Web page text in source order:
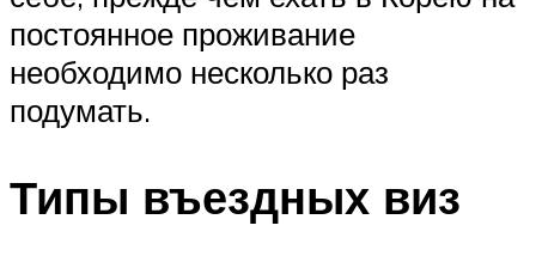
постоянное проживание
необходимо несколько раз
подумать.
Типы въездных виз